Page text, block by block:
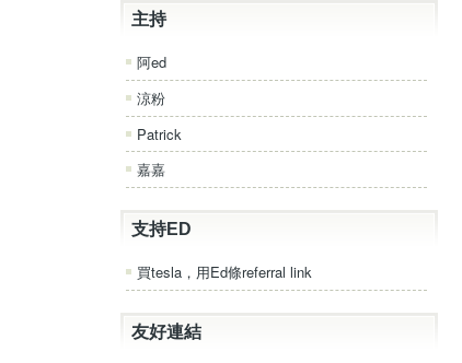
主持
阿ed
涼粉
Patrick
嘉嘉
支持ED
買tesla，用Ed條referral link
友好連結